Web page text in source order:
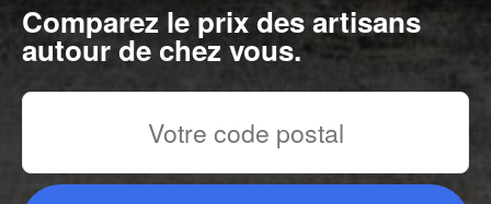
Comparez le prix des artisans
autour de chez vous.